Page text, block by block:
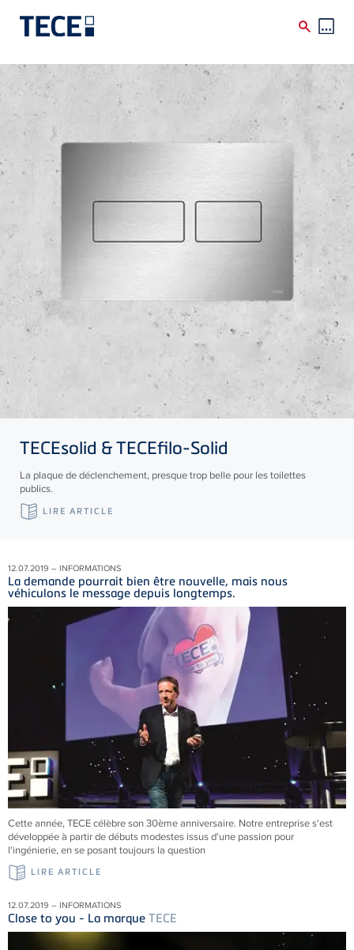
Skip to main content
TECEsolid &TECEfilo-Solid
La plaque de déclenchement, presque trop belle pour les toilettes
publics.
LIRE ARTICLE
12.07.2019 – INFORMATIONS
La demande pourrait bien être nouvelle, mais nous
véhiculons le message depuis longtemps.
Cette année, TECE célèbre son 30ème anniversaire. Notre entreprise s'est
développée à partir de débuts modestes issus d'une passion pour
l'ingénierie, en se posant toujours la question
LIRE ARTICLE
12.07.2019 – INFORMATIONS
Close to you - La marque TECE